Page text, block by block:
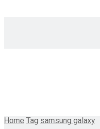
Home Tag samsung galaxy